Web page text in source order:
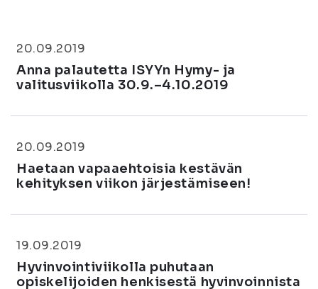
20.09.2019
Anna palautetta ISYYn Hymy- ja
valitusviikolla 30.9.–4.10.2019
20.09.2019
Haetaan vapaaehtoisia kestävän
kehityksen viikon järjestämiseen!
19.09.2019
Hyvinvointiviikolla puhutaan
opiskelijoiden henkisestä hyvinvoinnista